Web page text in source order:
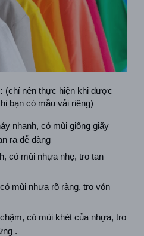
(chỉ nên thực hiện khi được
bạn có mẫu vải riêng)
nhanh, có mùi giống giấy
ra dễ dàng
có mùi nhựa nhẹ, tro tan
mùi nhựa rõ ràng, tro vón
có mùi khét của nhựa, tro
.